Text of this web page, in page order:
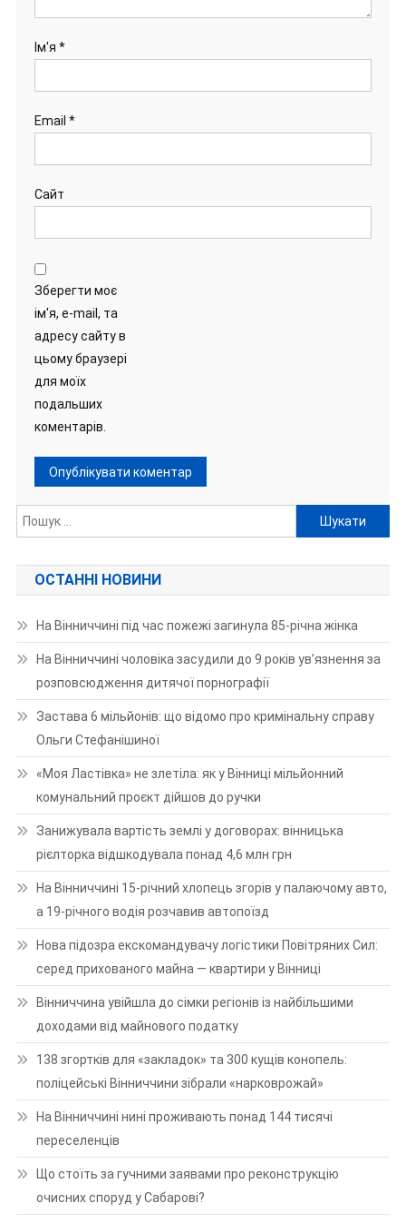
Ім'я *
Email *
Сайт
Зберегти моє
ім'я, e-mail, та
адресу сайту в
цьому браузері
для моїх
подальших
коментарів.
Пошук:
ОСТАННІ НОВИНИ
На Вінниччині під час пожежі загинула 85-річна жінка
На Вінниччині чоловіка засудили до 9 років ув’язнення за
розповсюдження дитячої порнографії
Застава 6 мільйонів: що відомо про кримінальну справу
Ольги Стефанішиної
«Моя Ластівка» не злетіла: як у Вінниці мільйонний
комунальний проєкт дійшов до ручки
Занижувала вартість землі у договорах: вінницька
рієлторка відшкодувала понад 4,6 млн грн
На Вінниччині 15-річний хлопець згорів у палаючому авто,
а 19-річного водія розчавив автопоїзд
Нова підозра екскомандувачу логістики Повітряних Сил:
серед прихованого майна — квартири у Вінниці
Вінниччина увійшла до сімки регіонів із найбільшими
доходами від майнового податку
138 згортків для «закладок» та 300 кущів конопель:
поліцейські Вінниччини зібрали «нарковрожай»
На Вінниччині нині проживають понад 144 тисячі
переселенців
Що стоїть за гучними заявами про реконструкцію
очисних споруд у Сабарові?